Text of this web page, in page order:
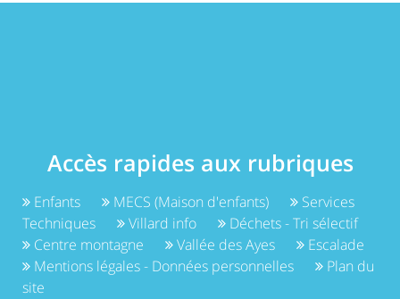
Accès rapides aux rubriques
Enfants MECS (Maison d'enfants)
Services
Techniques
Villard info
Déchets - Tri sélectif
Centre montagne
Vallée des Ayes
Escalade
Mentions légales - Données personnelles
Plan du
site